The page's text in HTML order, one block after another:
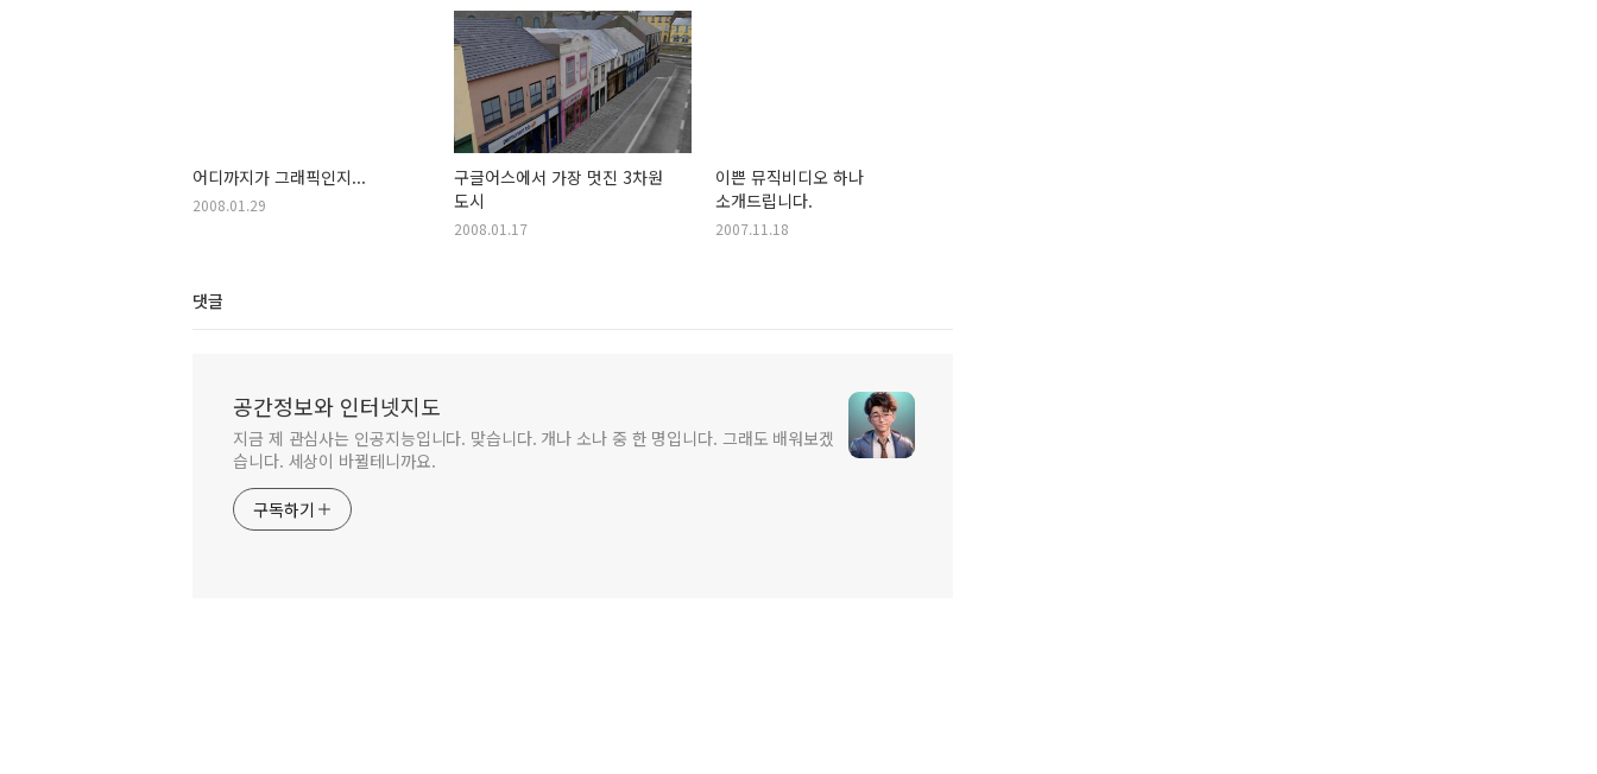
어디까지가 그래픽인지...
2008.01.29
구글어스에서 가장 멋진 3차원
도시
2008.01.17
이쁜 뮤직비디오 하나
소개드립니다.
2007.11.18
댓글
공간정보와 인터넷지도
지금 제 관심사는 인공지능입니다. 맞습니다. 개나 소나 중 한 명입니다. 그래도 배워보겠
습니다. 세상이 바뀔테니까요.
구독하기